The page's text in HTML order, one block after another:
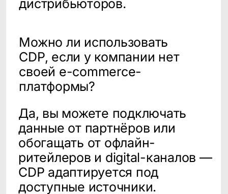
Контакты
Наименование организации
Общество с ограниченной
ответственностью «Клевер Дата»
(ООО «Клевер Дата»)
ИНН, ОГРН
7717787659, 1147746715709
вид деятельности в области ИТ
62.01 «Разработка компьютерного
программного обеспечения, 1.01, 2.01
Адрес места нахождения
организации
129075, г. Москва, Мурманский проезд,
д.14, корп.1, этаж 4, пом. литера А,
комната 36